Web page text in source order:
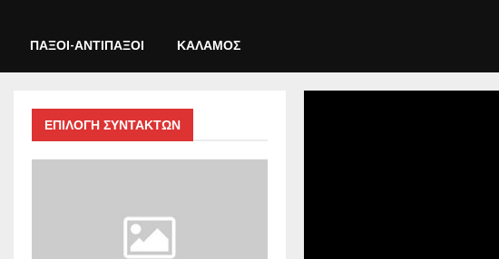
ΠΑΞΟΙ-ΑΝΤΙΠΑΞΟΙ ΚΑΛΑΜΟΣ
ΕΠΙΛΟΓΗ ΣΥΝΤΑΚΤΩΝ